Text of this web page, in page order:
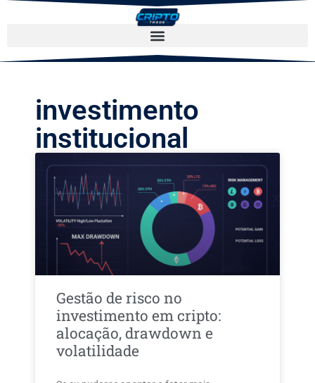
investimento
institucional
Gestão de risco no
investimento em cripto:
alocação, drawdown e
volatilidade